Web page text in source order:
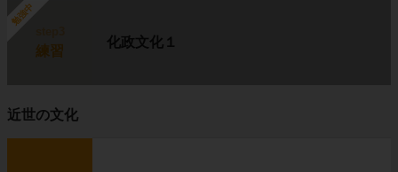
勉強中
練習
化政文化１
近世の文化